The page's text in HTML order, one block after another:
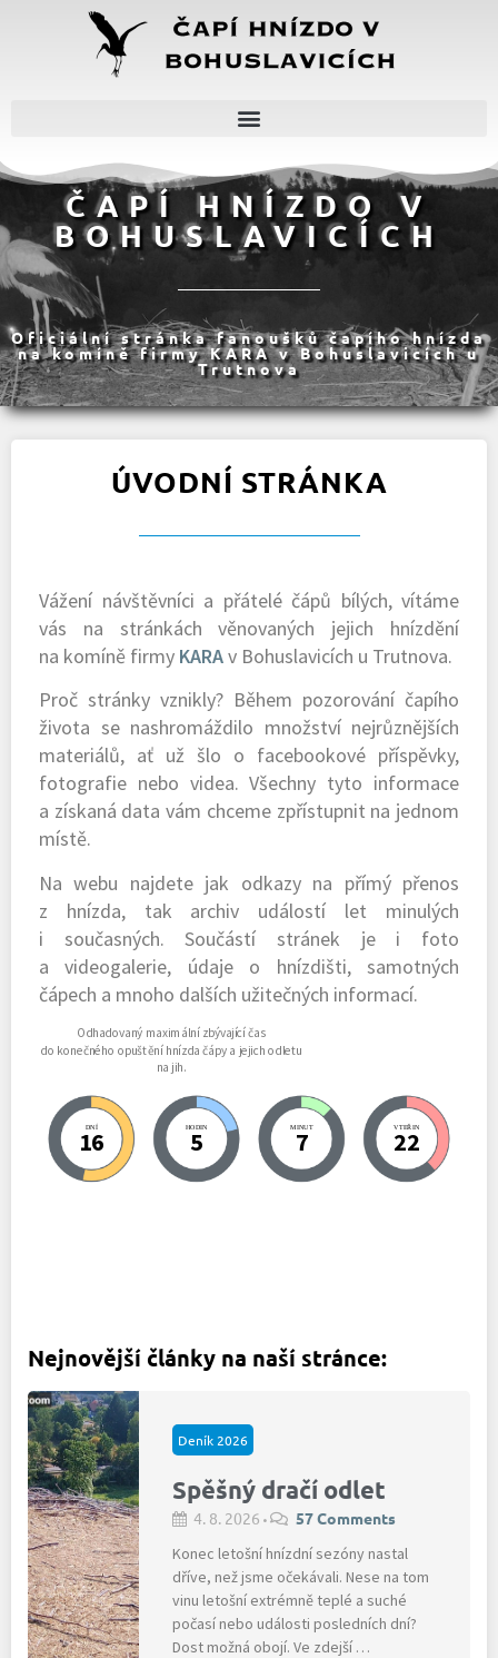
ČAPÍ HNÍZDO V
BOHUSLAVICÍCH
Oficiální stránka fanoušků čapího hnízda
na komíně firmy KARA v Bohuslavicích u
Trutnova
ÚVODNÍ STRÁNKA
Vážení návštěvníci a přátelé čápů bílých, vítáme
vás na stránkách věnovaných jejich hnízdění
na komíně firmy KARAv Bohuslavicích u Trutnova.
Proč stránky vznikly? Během pozorování čapího
života se nashromáždilo množství nejrůznějších
materiálů, ať už šlo o facebookové příspěvky,
fotografie nebo videa. Všechny tyto informace
a získaná data vám chceme zpřístupnit na jednom
místě.
Na webu najdete jak odkazy na přímý přenos
z hnízda, tak archiv událostí let minulých
i současných. Součástí stránek je i foto
a videogalerie, údaje o hnízdišti, samotných
čápech a mnoho dalších užitečných informací.
Odhadovaný maximální zbývající čas
do konečného opuštění hnízda čápy a jejich odletu
na jih.
DNÍ
16
HODIN
5
MINUT
7
VTEŘIN
21
Nejnovější články na naší stránce:
Deník 2026
Spěšný dračí odlet
4. 8. 2026 •
57 Comments
Konec letošní hnízdní sezóny nastal
dříve, než jsme očekávali. Nese na tom
vinu letošní extrémně teplé a suché
počasí nebo události posledních dní?
Dost možná obojí. Ve zdejší …